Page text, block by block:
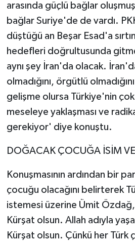
arasında güçlü bağlar
bağlar Suriye'de de vardı.
düştüğü an Beşar Esad'a
hedefleri doğrultusunda
aynı şey İran'da olacak.
olmadığını, örgütlü
gelişme olursa Türkiye'nin
meseleye yaklaşması ve
gerekiyor' diye konuştu.
DOĞACAK ÇOCUĞA İSİM
Konuşmasının ardından bir
çocuğu olacağını belirterek
istemesi üzerine Ümit Özdağ,
Kürşat olsun. Allah adıyla
Kürşat olsun. Çünkü her